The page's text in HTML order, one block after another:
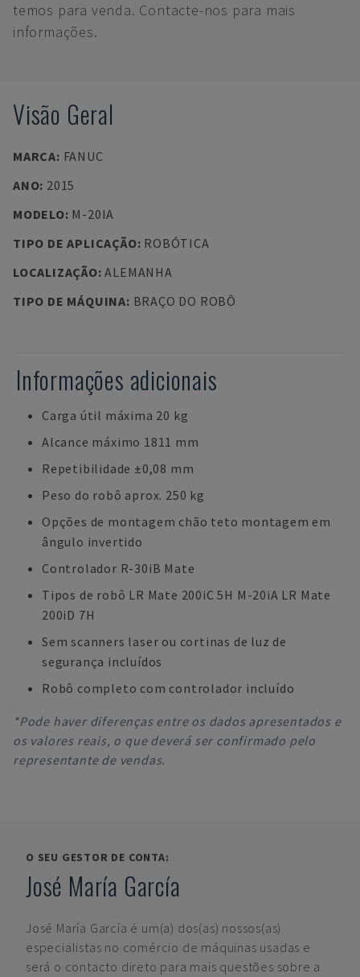
temos para venda. Contacte-nos para mais
informações.
Visão Geral
MARCA: FANUC
ANO: 2015
MODELO: M-20IA
TIPO DE APLICAÇÃO: ROBÓTICA
LOCALIZAÇÃO:ALEMANHA
TIPO DE MÁQUINA: BRAÇO DO ROBÔ
Informações adicionais
Carga útil máxima 20 kg
Alcance máximo 1811 mm
Repetibilidade ±0,08 mm
Peso do robô aprox. 250 kg
Opções de montagem chão teto montagem em
ângulo invertido
Controlador R-30iB Mate
Tipos de robô LR Mate 200iC 5H M-20iA LR Mate
200iD 7H
Sem scanners laser ou cortinas de luz de
segurança incluídos
Robô completo com controlador incluído
*Pode haver diferenças entre os dados apresentados e
os valores reais, o que deverá ser confirmado pelo
representante de vendas.
O SEU GESTOR DE CONTA:
José María García
José María García é um(a) dos(as) nossos(as)
especialistas no comércio de máquinas usadas e
será o contacto direto para mais questões sobre a